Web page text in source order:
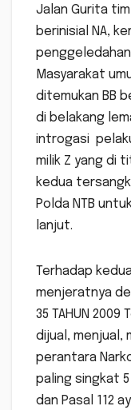
Jalan Gurita
berinisial NA,
Masyarakat
ditemukan BB
di belakang
introgasi
milik Z yang di
kedua
Polda NTB
lanjut.
Terhadap
menjeratnya
35 TAHUN
dijual, menjual,
perantara
paling singkat
dan Pasal 112